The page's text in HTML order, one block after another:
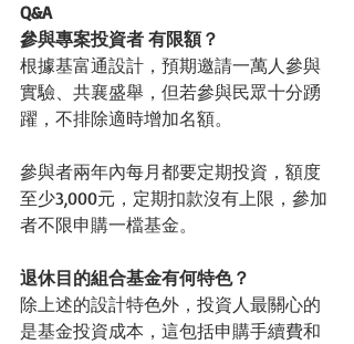
Q&A
參與專案投資者 有限額？
根據基富通設計，預期邀請一萬人參與
實驗、共襄盛舉，但若參與民眾十分踴
躍，不排除適時增加名額。
參與者兩年內每月都要定期投資，額度
至少3,000元，定期扣款沒有上限，參加
者不限申購一檔基金。
退休目的組合基金有何特色？
除上述的設計特色外，投資人最關心的
是基金投資成本，這包括申購手續費和